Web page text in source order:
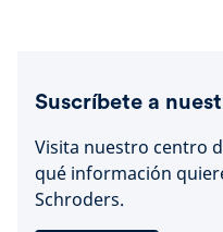
Suscríbete a
Visita nuestro centro
qué información
Schroders.